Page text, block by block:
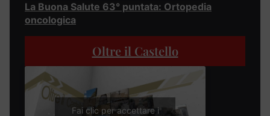
La Buona Salute 63° puntata: Ortopedia
oncologica
Oltre il Castello
Fai clic per accettare i